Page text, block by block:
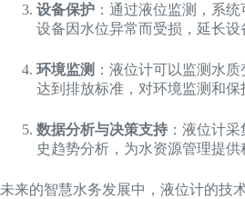
设备保护 ：通过液位监测，系
设备因水位异常而受损，延长设
环境监测 ：液位计可以监测水
达到排放标准，对环境监测和保
数据分析与决策支持 ：液位计
史趋势分析，为水资源管理提供
未来的智慧水务发展中，液位计的技